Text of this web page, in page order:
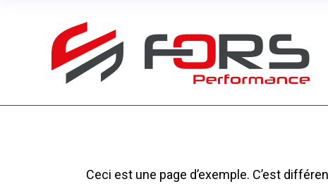
Ceci est une page d’exemple. C’est